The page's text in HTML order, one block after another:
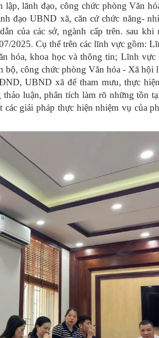
lãnh đạo, công chức phòng Văn
đạo UBND xã, căn cứ chức năng-
của các sở, ngành cấp trên. sau
2025. Cụ thể trên các lĩnh vực gồm:
hóa, khoa học và thông tin; Lĩnh vực
công chức phòng Văn hóa - Xã hội
UBND xã để tham mưu, thực
luận, phân tích làm rõ những tồn
giải pháp thực hiện nhiệm vụ của